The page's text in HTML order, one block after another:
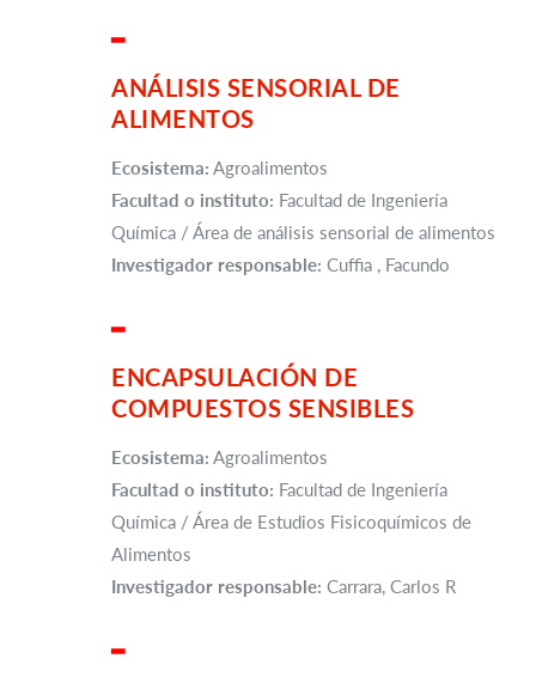
ANÁLISIS SENSORIAL DE
ALIMENTOS
Ecosistema: Agroalimentos
Facultad o instituto: Facultad de Ingeniería
Química / Área de análisis sensorial de alimentos
Investigador responsable: Cuffia , Facundo
ENCAPSULACIÓN DE
COMPUESTOS SENSIBLES
Ecosistema: Agroalimentos
Facultad o instituto: Facultad de Ingeniería
Química / Área de Estudios Fisicoquímicos de
Alimentos
Investigador responsable: Carrara, Carlos R